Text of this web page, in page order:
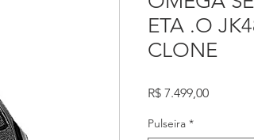
ETA .O
CLONE
R$ 7.499,00Preço
Pulseira *